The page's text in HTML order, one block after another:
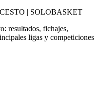
| SOLOBASKET
resultados, fichajes,
ligas y competiciones